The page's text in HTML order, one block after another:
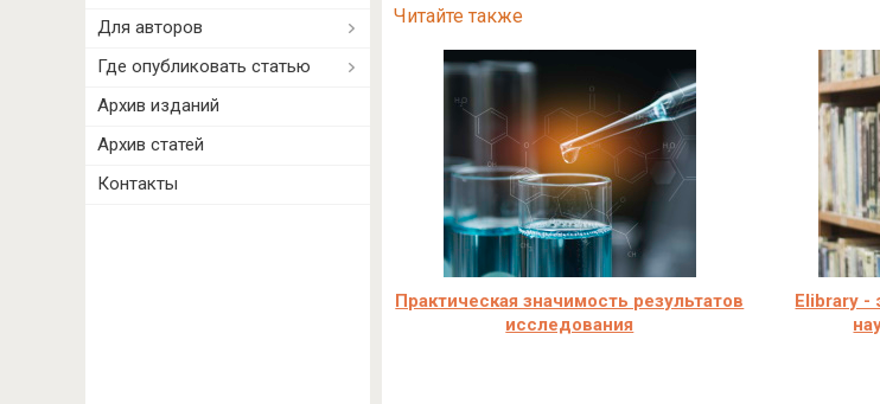
Читайте также
Практическая значимость результатов
исследования
Elibrary -
Для авторов
Где опубликовать статью
Архив изданий
Архив статей
Контакты